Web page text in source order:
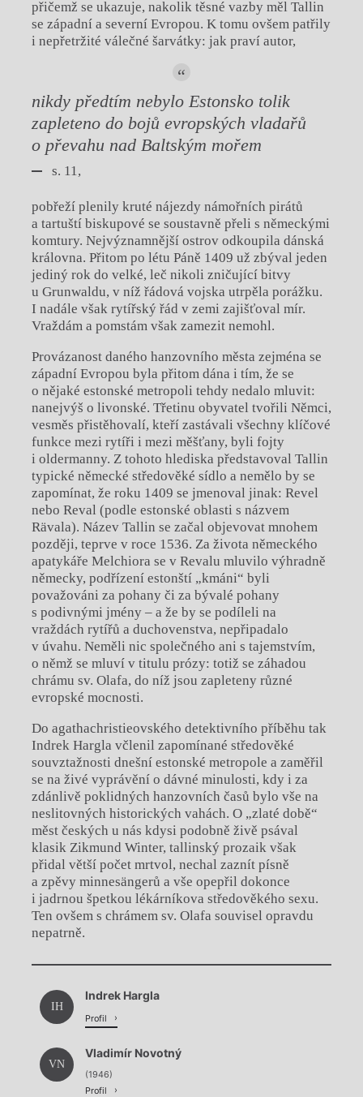
přičemž se ukazuje, nakolik těsné vazby měl Tallin
se západní a severní Evropou. K tomu ovšem patřily
i nepřetržité válečné šarvátky: jak praví autor,
nikdy předtím nebylo Estonsko tolik
zapleteno do bojů evropských vladařů
o převahu nad Baltským mořem
s. 11,
pobřeží plenily kruté nájezdy námořních pirátů
a tartuští biskupové se soustavně přeli s německými
komtury. Nejvýznamnější ostrov odkoupila dánská
královna. Přitom po létu Páně 1409 už zbýval jeden
jediný rok do velké, leč nikoli zničující bitvy
u Grunwaldu, v níž řádová vojska utrpěla porážku.
I nadále však rytířský řád v zemi zajišťoval mír.
Vraždám a pomstám však zamezit nemohl.
Provázanost daného hanzovního města zejména se
západní Evropou byla přitom dána i tím, že se
o nějaké estonské metropoli tehdy nedalo mluvit:
nanejvýš o livonské. Třetinu obyvatel tvořili Němci,
vesměs přistěhovalí, kteří zastávali všechny klíčové
funkce mezi rytíři i mezi měšťany, byli fojty
i oldermanny. Z tohoto hlediska představoval Tallin
typické německé středověké sídlo a nemělo by se
zapomínat, že roku 1409 se jmenoval jinak: Revel
nebo Reval (podle estonské oblasti s názvem
Rävala). Název Tallin se začal objevovat mnohem
později, teprve v roce 1536. Za života německého
apatykáře Melchiora se v Revalu mluvilo výhradně
německy, podřízení estonští „kmáni“ byli
považováni za pohany či za bývalé pohany
s podivnými jmény – a že by se podíleli na
vraždách rytířů a duchovenstva, nepřipadalo
v úvahu. Neměli nic společného ani s tajemstvím,
o němž se mluví v titulu prózy: totiž se záhadou
chrámu sv. Olafa, do níž jsou zapleteny různé
evropské mocnosti.
Do agathachristieovského detektivního příběhu tak
Indrek Hargla včlenil zapomínané středověké
souvztažnosti dnešní estonské metropole a zaměřil
se na živé vyprávění o dávné minulosti, kdy i za
zdánlivě poklidných hanzovních časů bylo vše na
neslitovných historických vahách. O „zlaté době“
měst českých u nás kdysi podobně živě psával
klasik Zikmund Winter, tallinský prozaik však
přidal větší počet mrtvol, nechal zaznít písně
a zpěvy minnesängerů a vše opepřil dokonce
i jadrnou špetkou lékárníkova středověkého sexu.
Ten ovšem s chrámem sv. Olafa souvisel opravdu
nepatrně.
Chviličku.
Načítá se.
IH
Indrek Hargla
Profil
VN
Vladimír Novotný
(1946)
Profil